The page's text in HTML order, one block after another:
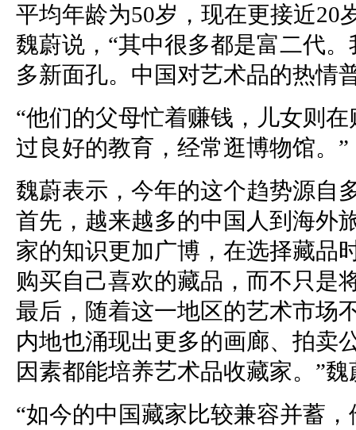
平均年龄为50岁，现在更接近20
魏蔚说，“其中很多都是富二代
多新面孔。中国对艺术品的热情
“他们的父母忙着赚钱，儿女则
过良好的教育，经常逛博物馆。”
魏蔚表示，今年的这个趋势源自
首先，越来越多的中国人到海外
家的知识更加广博，在选择藏品
购买自己喜欢的藏品，而不只是
最后，随着这一地区的艺术市场
内地也涌现出更多的画廊、拍卖
因素都能培养艺术品收藏家。”魏
“如今的中国藏家比较兼容并蓄